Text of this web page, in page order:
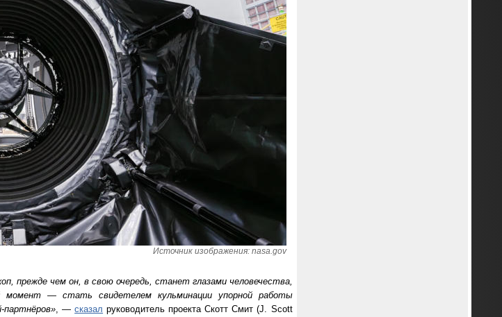
Источник изображения: nasa.gov
прежде чем он, в свою очередь, станет глазами человечества,
момент — стать свидетелем кульминации упорной работы
партнёров», —сказал руководитель проекта Скотт Смит (J. Scott